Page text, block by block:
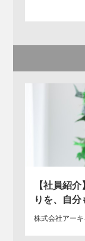
【社員紹
りを、自分
株式会社アーキ